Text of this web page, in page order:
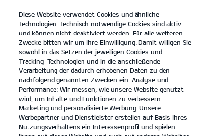
open
menu
KONTAKT
Der neue Kia XCeed
... ... DER NEUE KIA XCEED
Diese Website verwendet Cookies und ähnliche
Technologien. Technisch notwendige Cookies sind aktiv
und können nicht deaktiviert werden. Für alle weiteren
Zwecke bitten wir um Ihre Einwilligung. Damit willigen Sie
sowohl in das Setzen der jeweiligen Cookies und
Tracking-Technologien und in die anschließende
Verarbeitung der dadurch erhobenen Daten zu den
nachfolgend genannten Zwecken ein: Analyse und
Performance: Wir messen, wie unsere Website genutzt
wird, um Inhalte und Funktionen zu verbessern.
Marketing und personalisierte Werbung: Unsere
Werbepartner und Dienstleister erstellen auf Basis Ihres
Nutzungsverhaltens ein Interessenprofil und spielen